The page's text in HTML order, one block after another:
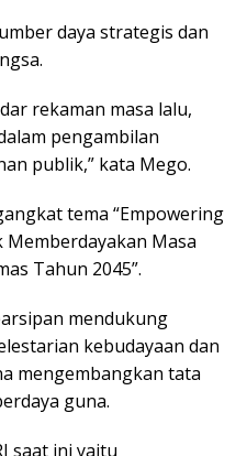
daya strategis dan
rekaman masa lalu,
pengambilan
publik,” kata Mego.
tema “Empowering
Masa
Tahun 2045”.
mendukung
kebudayaan dan
mengembangkan tata
guna.
saat ini yaitu